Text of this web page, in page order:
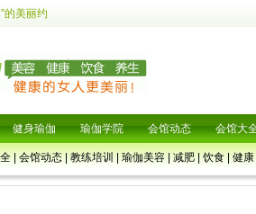
的美丽约
|会馆动态|教练培训|瑜伽美容|减肥|饮食|健康
健身瑜伽 瑜伽学院 会馆动态 会馆大